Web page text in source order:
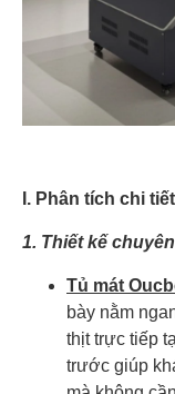
I. Phân tích chi
1. Thiết kế
Tủ mát
bày nằm
thịt trực tiếp
trước giúp